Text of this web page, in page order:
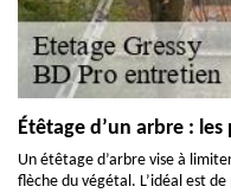
Étêtage d’un arbre :
Un étêtage d’arbre vise à
flèche du végétal. L’idéal est